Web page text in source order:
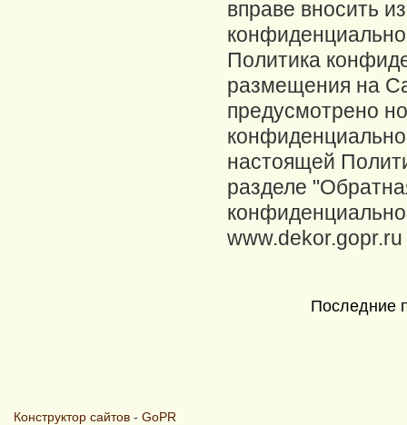
Последние
Конструктор сайтов - GoPR